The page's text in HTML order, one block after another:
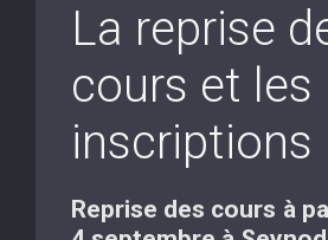
La reprise
cours et les
inscriptions
Reprise des cours à